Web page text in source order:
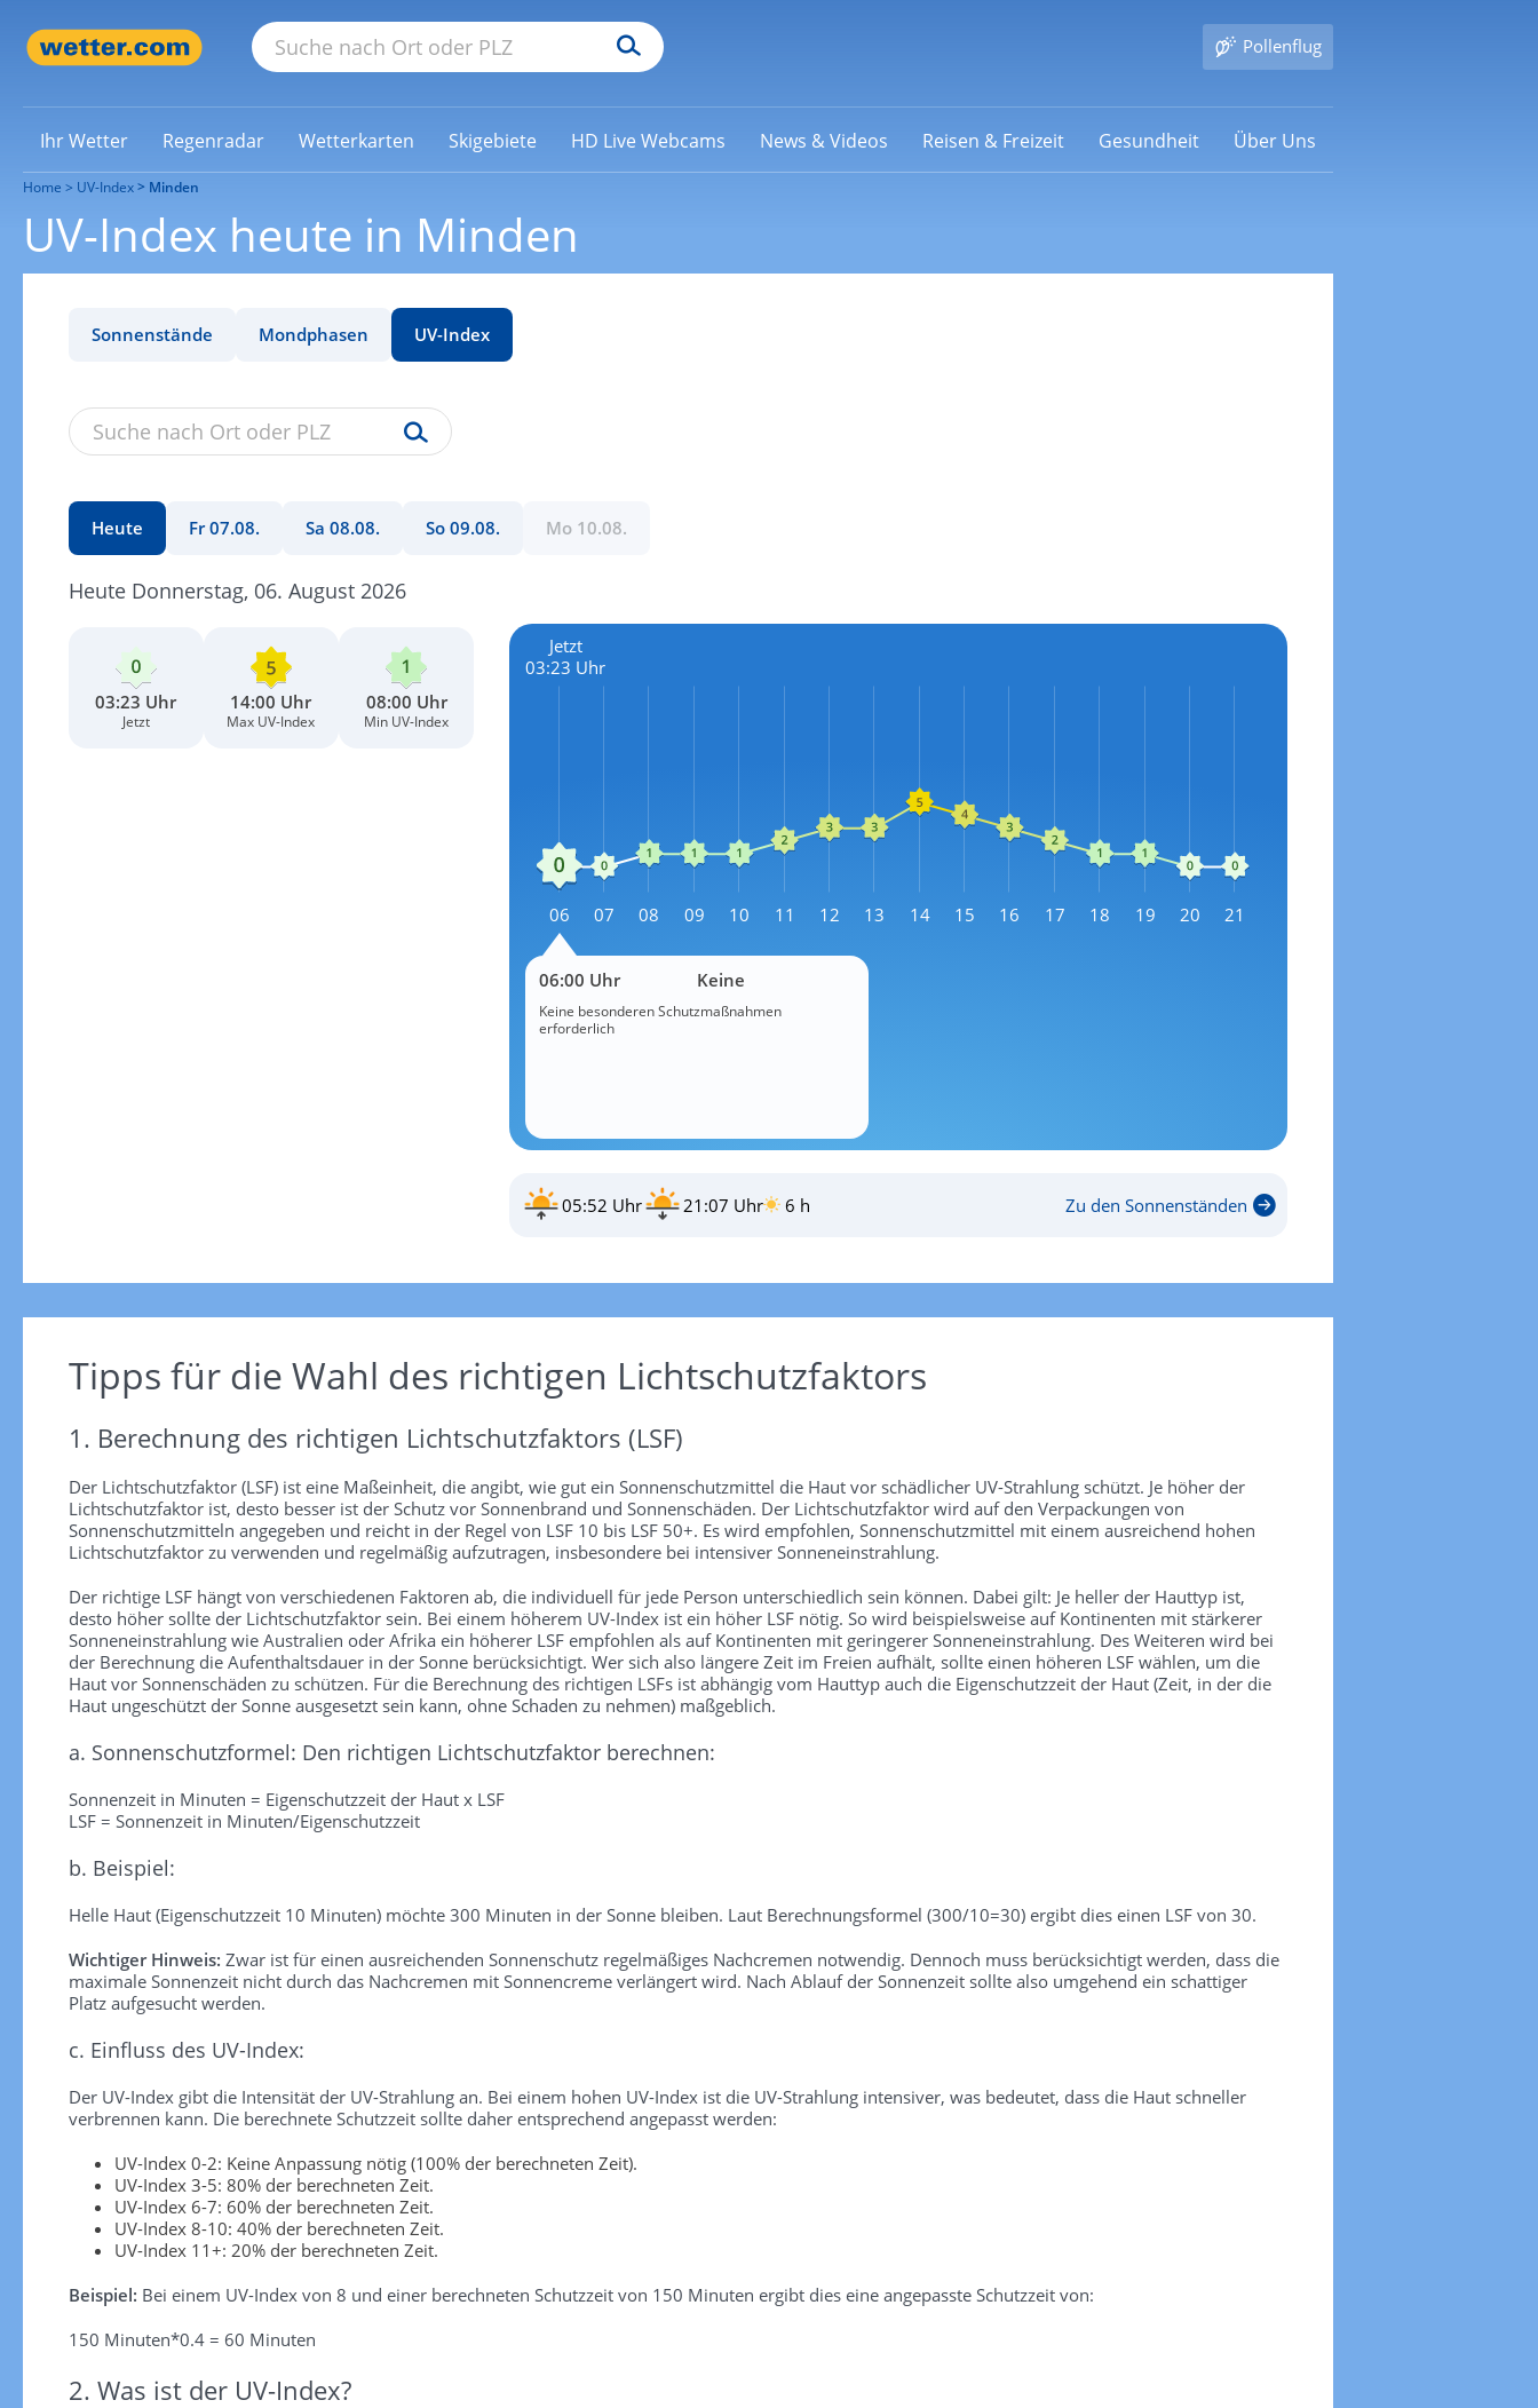
Pollenflug
Ihr Wetter Regenradar Wetterkarten Skigebiete HD Live Webcams News & Videos Reisen & Freizeit Gesundheit Über Uns
Home UV-Index Minden
UV-Index heute in Minden
Sonnenstände Mondphasen UV-Index
Heute Fr 07.08. Sa 08.08. So 09.08. Mo 10.08.
Heute Donnerstag, 06. August 2026
03:23 Uhr
Jetzt
14:00 Uhr
Max UV-Index
08:00 Uhr
Min UV-Index
Jetzt
03:23 Uhr
06 07 08 09 10 11 12 13 14 15 16 17 18 19 20 21
06:00 Uhr Keine
Keine besonderen Schutzmaßnahmen
erforderlich
05:52 Uhr 21:07 Uhr 6 h Zu den Sonnenständen
Tipps für die Wahl des richtigen Lichtschutzfaktors
1. Berechnung des richtigen Lichtschutzfaktors (LSF)
Der Lichtschutzfaktor (LSF) ist eine Maßeinheit, die angibt, wie gut ein Sonnenschutzmittel die Haut vor schädlicher UV-Strahlung schützt. Je höher der
Lichtschutzfaktor ist, desto besser ist der Schutz vor Sonnenbrand und Sonnenschäden. Der Lichtschutzfaktor wird auf den Verpackungen von
Sonnenschutzmitteln angegeben und reicht in der Regel von LSF 10 bis LSF 50+. Es wird empfohlen, Sonnenschutzmittel mit einem ausreichend hohen
Lichtschutzfaktor zu verwenden und regelmäßig aufzutragen, insbesondere bei intensiver Sonneneinstrahlung.
Der richtige LSF hängt von verschiedenen Faktoren ab, die individuell für jede Person unterschiedlich sein können. Dabei gilt: Je heller der Hauttyp ist,
desto höher sollte der Lichtschutzfaktor sein. Bei einem höherem UV-Index ist ein höher LSF nötig. So wird beispielsweise auf Kontinenten mit stärkerer
Sonneneinstrahlung wie Australien oder Afrika ein höherer LSF empfohlen als auf Kontinenten mit geringerer Sonneneinstrahlung. Des Weiteren wird bei
der Berechnung die Aufenthaltsdauer in der Sonne berücksichtigt. Wer sich also längere Zeit im Freien aufhält, sollte einen höheren LSF wählen, um die
Haut vor Sonnenschäden zu schützen. Für die Berechnung des richtigen LSFs ist abhängig vom Hauttyp auch die Eigenschutzzeit der Haut (Zeit, in der die
Haut ungeschützt der Sonne ausgesetzt sein kann, ohne Schaden zu nehmen) maßgeblich.
a. Sonnenschutzformel: Den richtigen Lichtschutzfaktor berechnen:
Sonnenzeit in Minuten = Eigenschutzzeit der Haut x LSF
LSF = Sonnenzeit in Minuten/Eigenschutzzeit
b. Beispiel:
Helle Haut (Eigenschutzzeit 10 Minuten) möchte 300 Minuten in der Sonne bleiben. Laut Berechnungsformel (300/10=30) ergibt dies einen LSF von 30.
Wichtiger Hinweis: Zwar ist für einen ausreichenden Sonnenschutz regelmäßiges Nachcremen notwendig. Dennoch muss berücksichtigt werden, dass die
maximale Sonnenzeit nicht durch das Nachcremen mit Sonnencreme verlängert wird. Nach Ablauf der Sonnenzeit sollte also umgehend ein schattiger
Platz aufgesucht werden.
c. Einfluss des UV-Index:
Der UV-Index gibt die Intensität der UV-Strahlung an. Bei einem hohen UV-Index ist die UV-Strahlung intensiver, was bedeutet, dass die Haut schneller
verbrennen kann. Die berechnete Schutzzeit sollte daher entsprechend angepasst werden:
UV-Index 0-2: Keine Anpassung nötig (100% der berechneten Zeit).
UV-Index 3-5: 80% der berechneten Zeit.
UV-Index 6-7: 60% der berechneten Zeit.
UV-Index 8-10: 40% der berechneten Zeit.
UV-Index 11+: 20% der berechneten Zeit.
Beispiel: Bei einem UV-Index von 8 und einer berechneten Schutzzeit von 150 Minuten ergibt dies eine angepasste Schutzzeit von:
150 Minuten*0.4 = 60 Minuten
2. Was ist der UV-Index?